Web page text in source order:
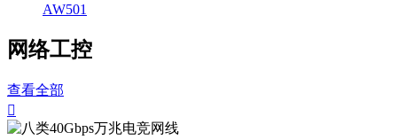
AW501
网络工控
查看全部
